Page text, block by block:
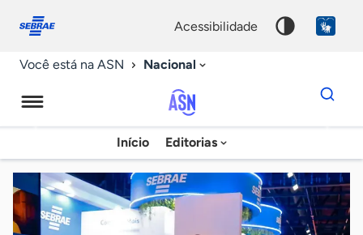
conosco
acessibilidade
Você está na ASN Nacional
Agência
Sebrae
de
Notícias
Início Editorias
Dados
para
chave